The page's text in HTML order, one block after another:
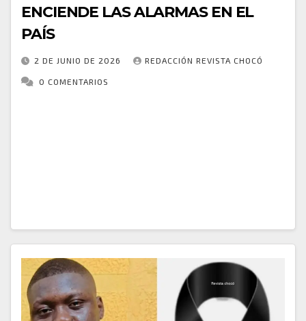
ENCIENDE LAS ALARMAS EN EL
PAÍS
2 DE JUNIO DE 2026 REDACCIÓN REVISTA CHOCÓ
0 COMENTARIOS